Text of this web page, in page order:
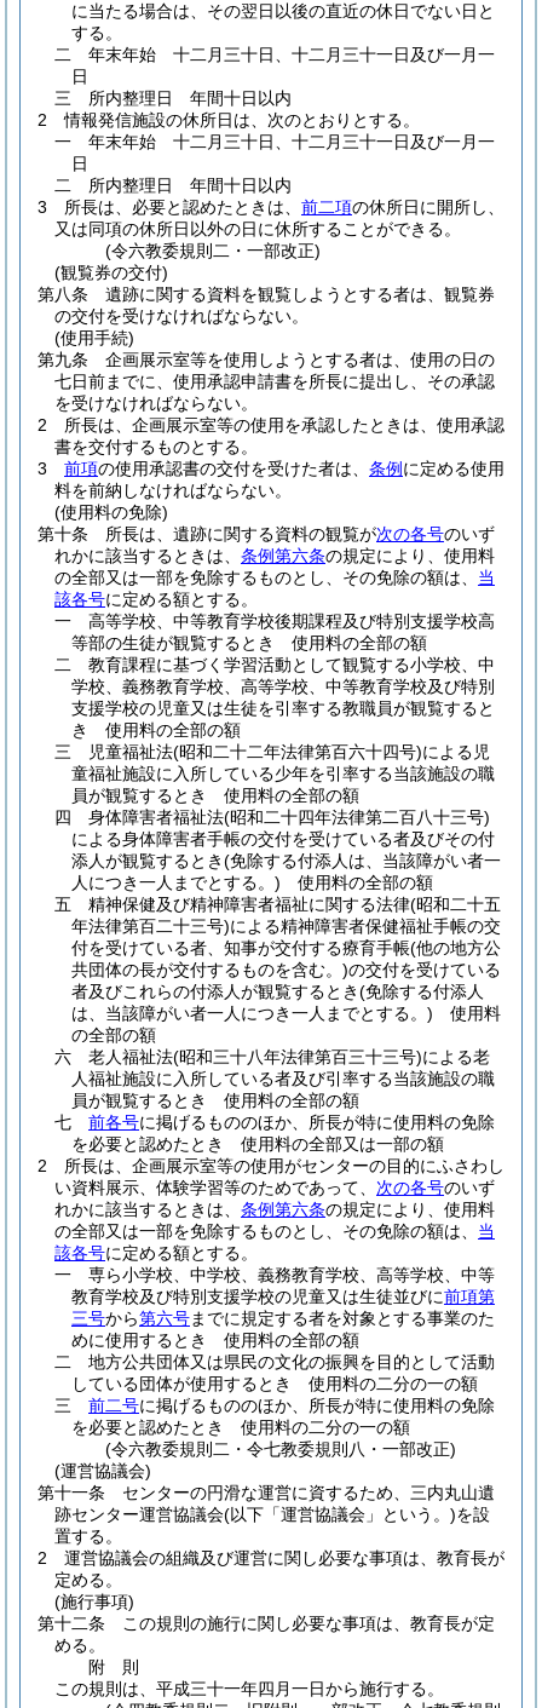
に当たる場合は、その翌日以後の直近の休日でない日と
する。
二
年末年始 十二月三十日、十二月三十一日及び一月一
日
三
所内整理日 年間十日以内
2
情報発信施設の休所日は、次のとおりとする。
一
年末年始 十二月三十日、十二月三十一日及び一月一
日
二
所内整理日 年間十日以内
3
所長は、必要と認めたときは、 前二項の休所日に開所し、
又は同項の休所日以外の日に休所することができる。
(令六教委規則二・一部改正)
(観覧券の交付)
第八条
遺跡に関する資料を観覧しようとする者は、観覧券
の交付を受けなければならない。
(使用手続)
第九条
企画展示室等を使用しようとする者は、使用の日の
七日前までに、使用承認申請書を所長に提出し、その承認
を受けなければならない。
2
所長は、企画展示室等の使用を承認したときは、使用承認
書を交付するものとする。
3
前項の使用承認書の交付を受けた者は、 条例 に定める使用
料を前納しなければならない。
(使用料の免除)
第十条
所長は、遺跡に関する資料の観覧が次の各号のいず
れかに該当するときは、 条例第六条の規定により、使用料
の全部又は一部を免除するものとし、その免除の額は、 当
該各号に定める額とする。
一
高等学校、中等教育学校後期課程及び特別支援学校高
等部の生徒が観覧するとき 使用料の全部の額
二
教育課程に基づく学習活動として観覧する小学校、中
学校、義務教育学校、高等学校、中等教育学校及び特別
支援学校の児童又は生徒を引率する教職員が観覧すると
き 使用料の全部の額
三
児童福祉法(昭和二十二年法律第百六十四号)による児
童福祉施設に入所している少年を引率する当該施設の職
員が観覧するとき 使用料の全部の額
四
身体障害者福祉法(昭和二十四年法律第二百八十三号)
による身体障害者手帳の交付を受けている者及びその付
添人が観覧するとき(免除する付添人は、当該障がい者一
人につき一人までとする。) 使用料の全部の額
五
精神保健及び精神障害者福祉に関する法律(昭和二十五
年法律第百二十三号)による精神障害者保健福祉手帳の交
付を受けている者、知事が交付する療育手帳(他の地方公
共団体の長が交付するものを含む。)の交付を受けている
者及びこれらの付添人が観覧するとき(免除する付添人
は、当該障がい者一人につき一人までとする。) 使用料
の全部の額
六
老人福祉法(昭和三十八年法律第百三十三号)による老
人福祉施設に入所している者及び引率する当該施設の職
員が観覧するとき 使用料の全部の額
七
前各号に掲げるもののほか、所長が特に使用料の免除
を必要と認めたとき 使用料の全部又は一部の額
2
所長は、企画展示室等の使用がセンターの目的にふさわし
い資料展示、体験学習等のためであって、 次の各号のいず
れかに該当するときは、 条例第六条の規定により、使用料
の全部又は一部を免除するものとし、その免除の額は、 当
該各号に定める額とする。
一
専ら小学校、中学校、義務教育学校、高等学校、中等
教育学校及び特別支援学校の児童又は生徒並びに前項第
三号から第六号までに規定する者を対象とする事業のた
めに使用するとき 使用料の全部の額
二
地方公共団体又は県民の文化の振興を目的として活動
している団体が使用するとき 使用料の二分の一の額
三
前二号に掲げるもののほか、所長が特に使用料の免除
を必要と認めたとき 使用料の二分の一の額
(令六教委規則二・令七教委規則八・一部改正)
(運営協議会)
第十一条
センターの円滑な運営に資するため、三内丸山遺
跡センター運営協議会(以下「運営協議会」という。)を設
置する。
2
運営協議会の組織及び運営に関し必要な事項は、教育長が
定める。
(施行事項)
第十二条
この規則の施行に関し必要な事項は、教育長が定
める。
附 則
この規則は、平成三十一年四月一日から施行する。